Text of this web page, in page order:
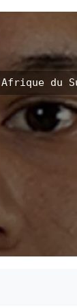
Afrique du